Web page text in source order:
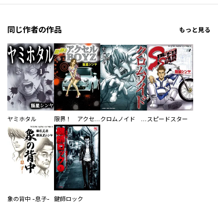
同じ作者の作品 もっと見る
ヤミホタル 限界！ アクセルＢＯＹＺ クロムノイド 混合遺伝子 スピードスター
象の背中 -息子- 鍵師ロック